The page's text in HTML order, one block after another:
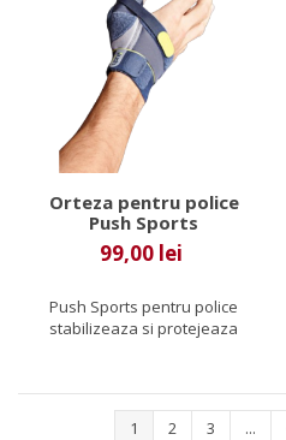
Orteza pentru police
Push Sports
99,00 lei
Push Sports pentru police
stabilizeaza si protejeaza
1 2 3 ...